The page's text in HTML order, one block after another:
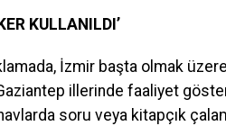
KULLANILDI’
İzmir başta olmak
illerinde faaliyet
soru veya kitapçık